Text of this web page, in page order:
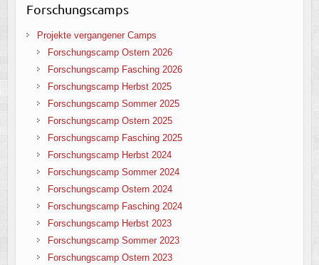
Forschungscamps
Projekte vergangener Camps
Forschungscamp Ostern 2026
Forschungscamp Fasching 2026
Forschungscamp Herbst 2025
Forschungscamp Sommer 2025
Forschungscamp Ostern 2025
Forschungscamp Fasching 2025
Forschungscamp Herbst 2024
Forschungscamp Sommer 2024
Forschungscamp Ostern 2024
Forschungscamp Fasching 2024
Forschungscamp Herbst 2023
Forschungscamp Sommer 2023
Forschungscamp Ostern 2023